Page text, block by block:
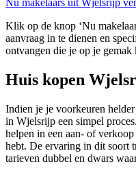
Nu makelaars uit Wjelsrijp
Klik op de knop ‘Nu
aanvraag in te dienen en
ontvangen die je op je
Huis kopen
Indien je je voorkeuren
in Wjelsrijp een simpel
helpen in een aan- of
hebt. De ervaring in dit soort
tarieven dubbel en dwars